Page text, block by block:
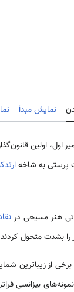
نمایش مبدأ
اول، اولین
بشدت متحول
برخی از زیباترین
بیزانسی